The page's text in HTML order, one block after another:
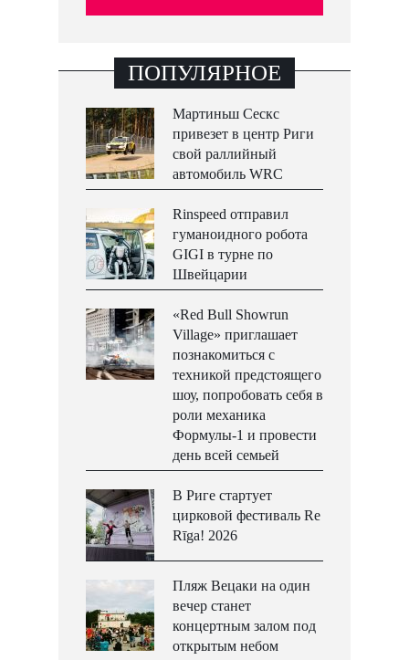
ПОПУЛЯРНОЕ
Мартиньш Сескс
привезет в центр Риги
свой раллийный
автомобиль WRC
Rinspeed отправил
гуманоидного робота
GIGI в турне по
Швейцарии
«Red Bull Showrun
Village» приглашает
познакомиться с
техникой предстоящего
шоу, попробовать себя в
роли механика
Формулы-1 и провести
день всей семьей
В Риге стартует
цирковой фестиваль Re
Rīga! 2026
Пляж Вецаки на один
вечер станет
концертным залом под
открытым небом